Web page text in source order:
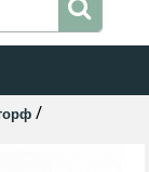
/